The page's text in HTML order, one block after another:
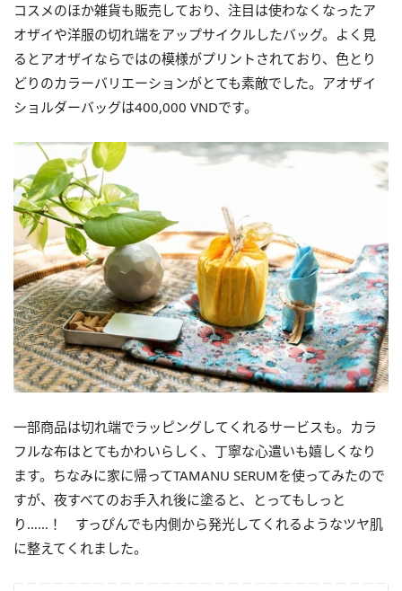
コスメのほか雑貨も販売しており、 注目は使わなくなったア
オザイや洋服の切れ端をアップサイクルしたバッグ。 よく見
るとアオザイならではの模様がプリントされており、 色とり
どりのカラーバリエーションがとても素敵でした。 アオザイ
ショルダーバッグは400,000 VNDです。
一部商品は切れ端でラッピングしてくれるサービスも。 カラ
フルな布はとてもかわいらしく、 丁寧な心遣いも嬉しくなり
ます。ちなみに家に帰ってTAMANU SERUMを使ってみたので
すが、 夜すべてのお手入れ後に塗ると、とってもしっと
り……！ すっぴんでも内側から発光してくれるようなツヤ肌
に整えてくれました。